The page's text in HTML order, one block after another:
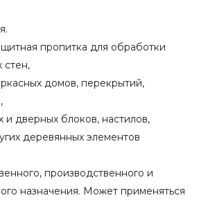
пропитка для обработки
стен,
домов, перекрытий,
дверных блоков, настилов,
деревянных элементов
производственного и
назначения. Может применяться